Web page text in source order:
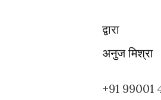
द्वारा
अनुज मिश्रा
+91 99001